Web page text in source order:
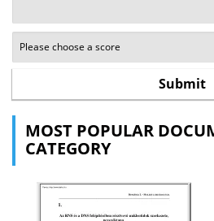
MOST POPULAR
CATEGORY